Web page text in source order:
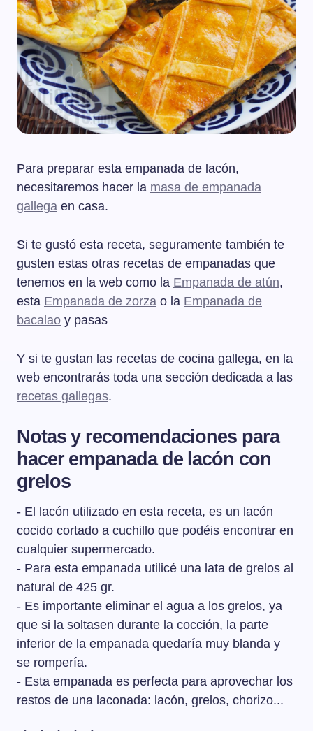
Para preparar esta empanada de lacón,
necesitaremos hacer la masa de empanada
gallega en casa.
Si te gustó esta receta, seguramente también te
gusten estas otras recetas de empanadas que
tenemos en la web como la Empanada de atún,
esta Empanada de zorza o la Empanada de
bacalao y pasas
Y si te gustan las recetas de cocina gallega, en la
web encontrarás toda una sección dedicada a las
recetas gallegas.
Notas y recomendaciones para
hacer empanada de lacón con
grelos
- El lacón utilizado en esta receta, es un lacón
cocido cortado a cuchillo que podéis encontrar en
cualquier supermercado.
- Para esta empanada utilicé una lata de grelos al
natural de 425 gr.
- Es importante eliminar el agua a los grelos, ya
que si la soltasen durante la cocción, la parte
inferior de la empanada quedaría muy blanda y
se rompería.
- Esta empanada es perfecta para aprovechar los
restos de una laconada: lacón, grelos, chorizo...